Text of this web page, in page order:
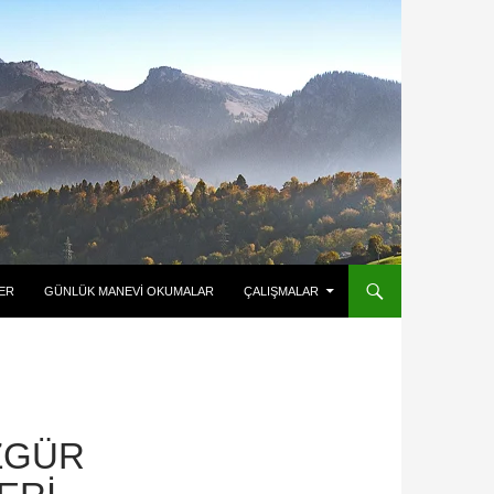
GÜNLÜK MANEVI OKUMALAR ÇALIŞMALAR